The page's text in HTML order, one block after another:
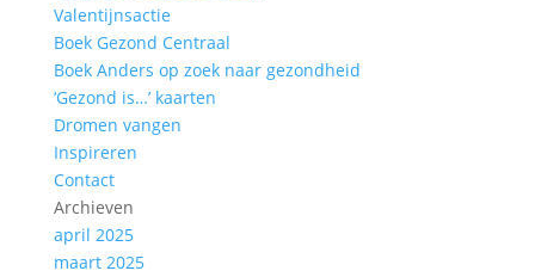
Valentijnsactie
Boek Gezond Centraal
Boek Anders op zoek naar gezondheid
‘Gezond is…’ kaarten
Dromen vangen
Inspireren
Contact
Archieven
april 2025
maart 2025